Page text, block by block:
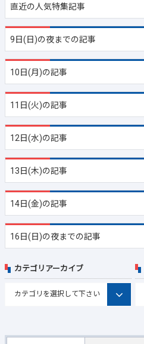
直近の人気特集記事
9日(日)の夜までの記事
10日(月)の記事
11日(火)の記事
12日(水)の記事
13日(木)の記事
14日(金)の記事
16日(日)の夜までの記事
カテゴリアーカイブ